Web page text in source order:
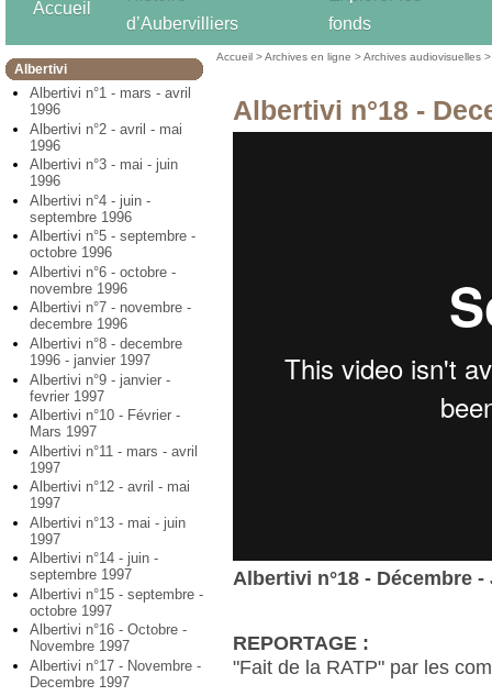
Accueil
d’Aubervilliers
fonds
Albertivi
Albertivi n°1 - mars - avril
1996
Albertivi n°2 - avril - mai
1996
Albertivi n°3 - mai - juin
1996
Albertivi n°4 - juin -
septembre 1996
Albertivi n°5 - septembre -
octobre 1996
Albertivi n°6 - octobre -
novembre 1996
Albertivi n°7 - novembre -
decembre 1996
Albertivi n°8 - decembre
1996 - janvier 1997
Albertivi n°9 - janvier -
fevrier 1997
Albertivi n°10 - Février -
Mars 1997
Albertivi n°11 - mars - avril
1997
Albertivi n°12 - avril - mai
1997
Albertivi n°13 - mai - juin
1997
Albertivi n°14 - juin -
septembre 1997
Albertivi n°15 - septembre -
octobre 1997
Albertivi n°16 - Octobre -
Novembre 1997
Albertivi n°17 - Novembre -
Decembre 1997
Accueil >Archives en ligne >Archives audiovisuelles
Albertivi n°18 -
Albertivi n°18 - Décembre -
REPORTAGE :
"Fait de la RATP" par les